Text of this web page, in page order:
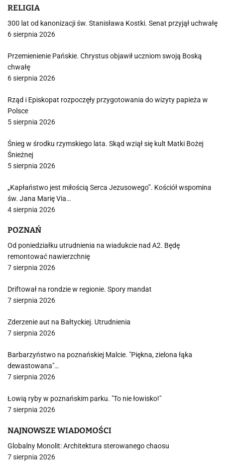
RELIGIA
300 lat od kanonizacji św. Stanisława Kostki. Senat przyjął uchwałę
6 sierpnia 2026
Przemienienie Pańskie. Chrystus objawił uczniom swoją Boską
chwałę
6 sierpnia 2026
Rząd i Episkopat rozpoczęły przygotowania do wizyty papieża w
Polsce
5 sierpnia 2026
Śnieg w środku rzymskiego lata. Skąd wziął się kult Matki Bożej
Śnieżnej
5 sierpnia 2026
„Kapłaństwo jest miłością Serca Jezusowego”. Kościół wspomina
św. Jana Marię Via…
4 sierpnia 2026
POZNAŃ
Od poniedziałku utrudnienia na wiadukcie nad A2. Będę
remontować nawierzchnię
7 sierpnia 2026
Driftował na rondzie w regionie. Spory mandat
7 sierpnia 2026
Zderzenie aut na Bałtyckiej. Utrudnienia
7 sierpnia 2026
Barbarzyństwo na poznańskiej Malcie. "Piękna, zielona łąka
dewastowana"…
7 sierpnia 2026
Łowią ryby w poznańskim parku. "To nie łowisko!"
7 sierpnia 2026
NAJNOWSZE WIADOMOŚCI
Globalny Monolit: Architektura sterowanego chaosu
7 sierpnia 2026